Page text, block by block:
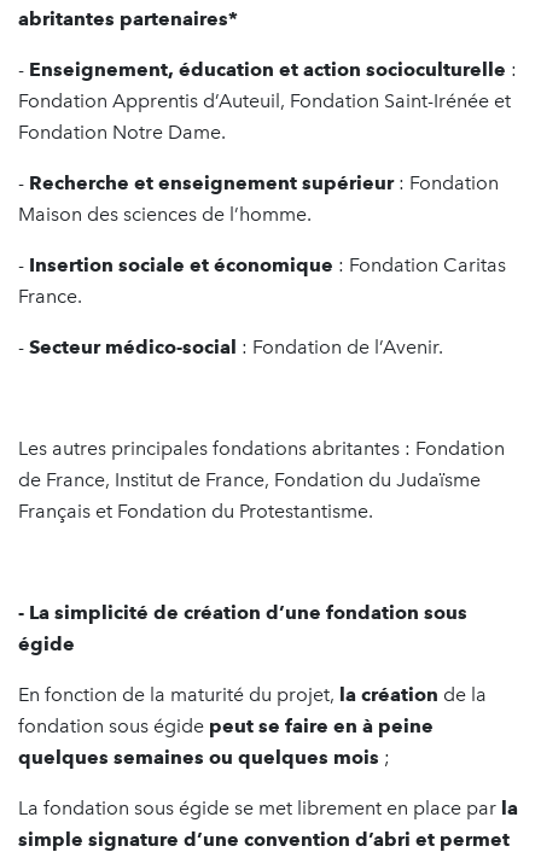
abritantes partenaires*
- Enseignement, éducation et action socioculturelle :
Fondation Apprentis d’Auteuil, Fondation Saint-Irénée et
Fondation Notre Dame.
- Recherche et enseignement supérieur: Fondation
Maison des sciences de l’homme.
- Insertion sociale et économique : Fondation Caritas
France.
- Secteur médico-social : Fondation de l’Avenir.
Les autres principales fondations abritantes : Fondation
de France, Institut de France, Fondation du Judaïsme
Français et Fondation du Protestantisme.
- La simplicité de création d’une fondation sous
égide
En fonction de la maturité du projet, la création de la
fondation sous égide peut se faire en à peine
quelques semaines ou quelques mois ;
La fondation sous égide se met librement en place par la
simple signature d’une convention d’abri et permet